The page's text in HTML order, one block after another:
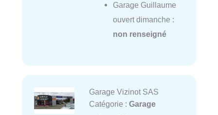
Garage Guillaume
ouvert dimanche :
non renseigné
Garage Vizinot SAS
Catégorie : Garage